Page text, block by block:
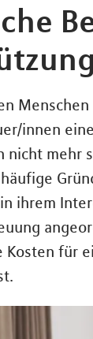
innen
nicht mehr
ihrem
Kosten für